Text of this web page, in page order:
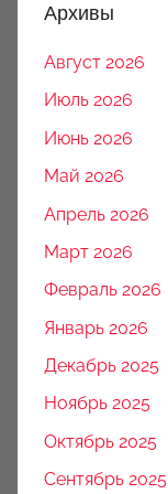
Архивы
Август 2026
Июль 2026
Июнь 2026
Май 2026
Апрель 2026
Март 2026
Февраль 2026
Январь 2026
Декабрь 2025
Ноябрь 2025
Октябрь 2025
Сентябрь 2025